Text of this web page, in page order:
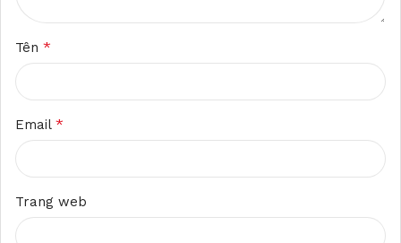
Tên *
Email *
Trang web